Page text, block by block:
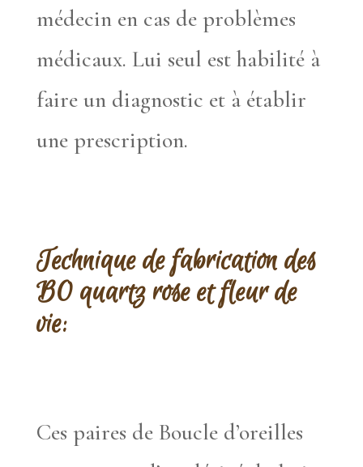
médecin en cas de problèmes
médicaux. Lui seul est habilité à
faire un diagnostic et à établir
une prescription.
Technique de fabrication des
BO quartz rose et fleur de
vie:
Ces paires de Boucle d’oreilles